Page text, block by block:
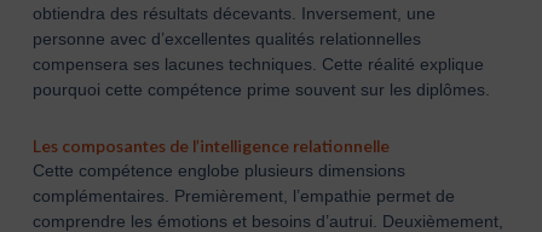
obtiendra des résultats décevants. Inversement, une
personne avec d’excellentes qualités relationnelles
compensera ses lacunes techniques. Cette réalité explique
pourquoi cette compétence prime souvent sur les diplômes.
Les composantes de l’intelligence relationnelle
Cette compétence englobe plusieurs dimensions
complémentaires. Premièrement, l’empathie permet de
comprendre les émotions et besoins d’autrui. Deuxièmement,